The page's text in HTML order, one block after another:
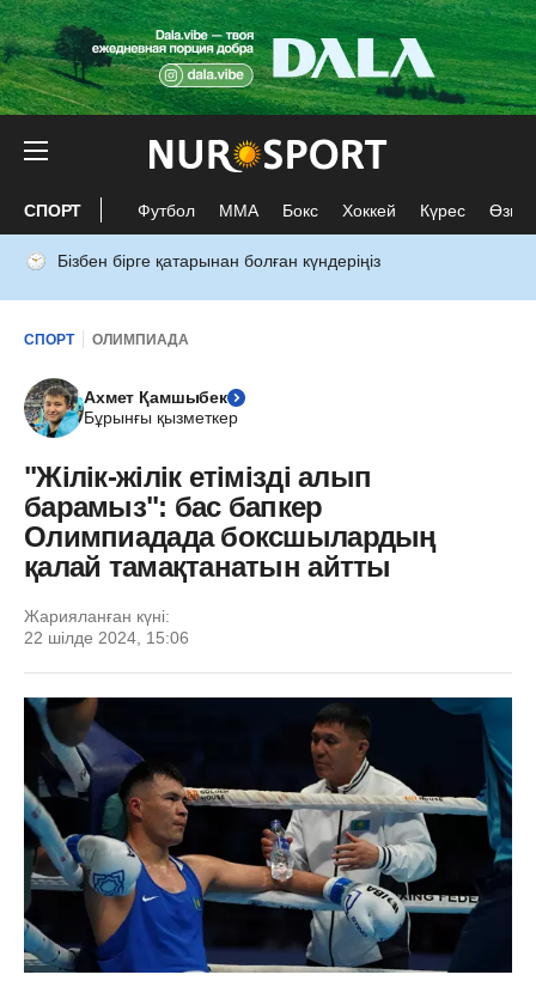
СПОРТ Футбол ММА Бокс Хоккей Күрес Өзге
Бізбен бірге қатарынан болған күндеріңіз
СПОРТ ОЛИМПИАДА
Ахмет Қамшыбек
Бұрынғы қызметкер
"Жілік-жілік етімізді алып
барамыз": бас бапкер
Олимпиадада боксшылардың
қалай тамақтанатын айтты
Жарияланған күні:
22 шілде 2024, 15:06